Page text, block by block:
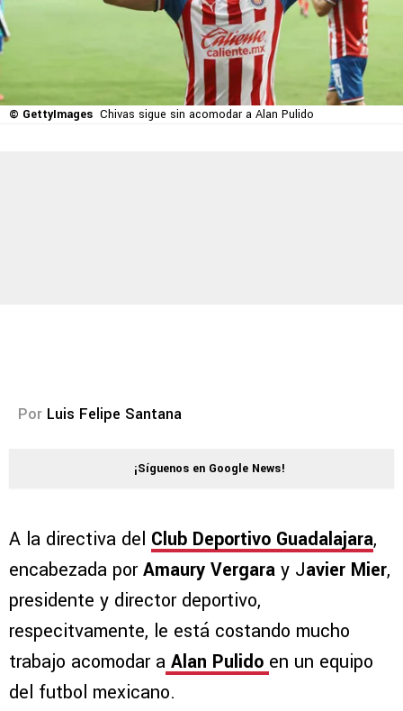
© GettyImages Chivas sigue sin acomodar a Alan Pulido
Por Luis Felipe Santana
¡Síguenos en Google News!
A la directiva del Club Deportivo Guadalajara,
encabezada porAmaury Vergara y Javier Mier,
presidente y director deportivo,
respecitvamente, le está costando mucho
trabajo acomodar a Alan Pulido en un equipo
del futbol mexicano.